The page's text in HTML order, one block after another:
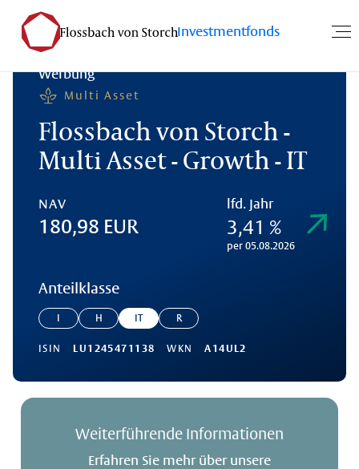
Investmentfonds
Werbung
Multi Asset
Flossbach von Storch -
Multi Asset - Growth - IT
NAV
180,98 EUR
lfd. Jahr
3,41 %
per 05.08.2026
Anteilklasse
H IT R
ISIN LU1245471138 WKN A14UL2
Weiterführende Informationen
Erfahren Sie mehr über unsere